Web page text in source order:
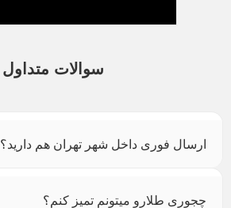
سوالات متداول
ارسال فوری داخل شهر تهران هم دارید؟
چجوری طلارو میتونم تمیز کنم؟